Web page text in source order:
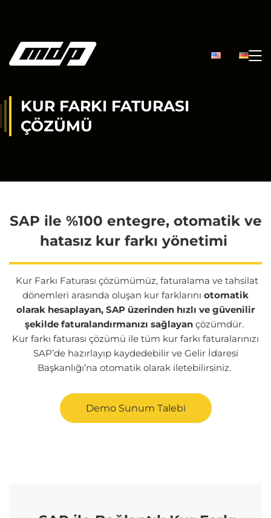
KUR FARKI FATURASI
ÇÖZÜMÜ
SAP ile %100 entegre, otomatik ve
hatasız kur farkı yönetimi
Kur Farkı Faturası çözümümüz, faturalama ve tahsilat
dönemleri arasında oluşan kur farklarını otomatik
olarak hesaplayan, SAP üzerinden hızlı ve güvenilir
şekilde faturalandırmanızı sağlayan çözümdür.
Kur farkı faturası çözümü ile tüm kur farkı faturalarınızı
SAP’de hazırlayıp kaydedebilir ve Gelir İdaresi
Başkanlığı’na otomatik olarak iletebilirsiniz.
Demo Sunum Talebi